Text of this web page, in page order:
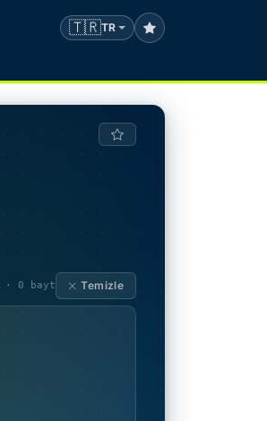
🇹🇷TR
· 0 bayt Temizle